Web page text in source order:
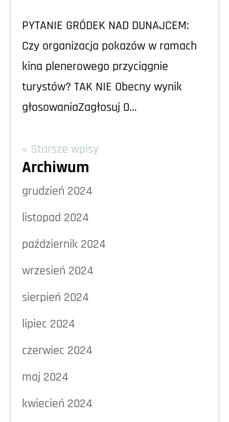
PYTANIE GRÓDEK NAD DUNAJCEM:
Czy organizacja pokazów w ramach
kina plenerowego przyciągnie
turystów? TAK NIE Obecny wynik
głosowaniaZagłosuj 0...
« Starsze wpisy
Archiwum
grudzień 2024
listopad 2024
październik 2024
wrzesień 2024
sierpień 2024
lipiec 2024
czerwiec 2024
maj 2024
kwiecień 2024